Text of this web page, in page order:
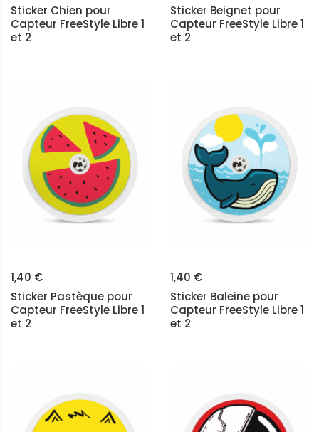
Sticker Chien pour
Capteur FreeStyle Libre 1
et 2
Sticker Beignet pour
Capteur FreeStyle Libre 1
et 2
1,40 €
Sticker Pastèque pour
Capteur FreeStyle Libre 1
et 2
1,40 €
Sticker Baleine pour
Capteur FreeStyle Libre 1
et 2